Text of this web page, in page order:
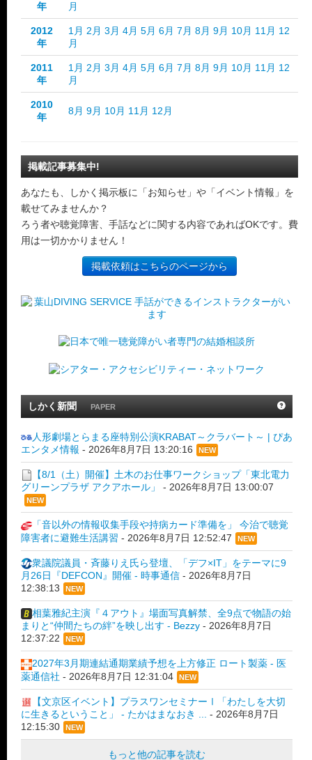
年
月
2012
年
1月 2月 3月 4月 5月 6月 7月 8月 9月 10月 11月 12
月
2011
年
1月 2月 3月 4月 5月 6月 7月 8月 9月 10月 11月 12
月
2010
年
8月 9月 10月 11月 12月
掲載記事募集中!
あなたも、しかく掲示板に「お知らせ」や「イベント情報」を
載せてみませんか？
ろう者や聴覚障害、手話などに関する内容であればOKです。費
用は一切かかりません！
掲載依頼はこちらのページから
しかく新聞 PAPER
人形劇場とらまる座特別公演KRABAT～クラバート～ | ぴあ
エンタメ情報 - 2026年8月7日 13:20:16 NEW
【8/1（土）開催】土木のお仕事ワークショップ「東北電力
グリーンプラザ アクアホール」
- 2026年8月7日 13:00:07
NEW
「音以外の情報収集手段や持病カード準備を」 今治で聴覚
障害者に避難生活講習 - 2026年8月7日 12:52:47 NEW
衆議院議員・斉藤りえ氏ら登壇、「デフ×IT」をテーマに9
月26日『DEFCON』開催 - 時事通信 - 2026年8月7日
12:38:13
NEW
相葉雅紀主演『４アウト』場面写真解禁、全9点で物語の始
まりと“仲間たちの絆”を映し出す - Bezzy - 2026年8月7日
12:37:22
NEW
2027年3月期連結通期業績予想を上方修正 ロート製薬 - 医
薬通信社 - 2026年8月7日 12:31:04 NEW
【文京区イベント】プラスワンセミナーⅠ「わたしを大切
に生きるということ」 - たかはまなおき ...
- 2026年8月7日
12:15:30
NEW
もっと他の記事を読む